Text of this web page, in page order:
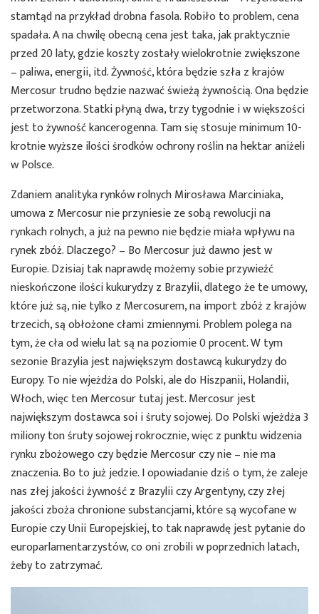
stamtąd na przykład drobna fasola. Robiło to problem, cena
spadała. A na chwilę obecną cena jest taka, jak praktycznie
przed 20 laty, gdzie koszty zostały wielokrotnie zwiększone
– paliwa, energii, itd. Żywność, która będzie szła z krajów
Mercosur trudno będzie nazwać świeżą żywnością. Ona będzie
przetworzona. Statki płyną dwa, trzy tygodnie i w większości
jest to żywność kancerogenna. Tam się stosuje minimum 10-
krotnie wyższe ilości środków ochrony roślin na hektar aniżeli
w Polsce.
Zdaniem analityka rynków rolnych Mirosława Marciniaka,
umowa z Mercosur nie przyniesie ze sobą rewolucji na
rynkach rolnych, a już na pewno nie będzie miała wpływu na
rynek zbóż. Dlaczego? – Bo Mercosur już dawno jest w
Europie. Dzisiaj tak naprawdę możemy sobie przywieźć
nieskończone ilości kukurydzy z Brazylii, dlatego że te umowy,
które już są, nie tylko z Mercosurem, na import zbóż z krajów
trzecich, są obłożone cłami zmiennymi. Problem polega na
tym, że cła od wielu lat są na poziomie 0 procent. W tym
sezonie Brazylia jest największym dostawcą kukurydzy do
Europy. To nie wjeżdża do Polski, ale do Hiszpanii, Holandii,
Włoch, więc ten Mercosur tutaj jest. Mercosur jest
największym dostawca soi i śruty sojowej. Do Polski wjeżdża 3
miliony ton śruty sojowej rokrocznie, więc z punktu widzenia
rynku zbożowego czy będzie Mercosur czy nie – nie ma
znaczenia. Bo to już jedzie. I opowiadanie dziś o tym, że zaleje
nas złej jakości żywność z Brazylii czy Argentyny, czy złej
jakości zboża chronione substancjami, które są wycofane w
Europie czy Unii Europejskiej, to tak naprawdę jest pytanie do
europarlamentarzystów, co oni zrobili w poprzednich latach,
żeby to zatrzymać.